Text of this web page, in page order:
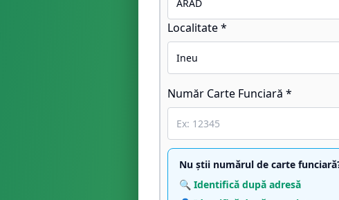
Localitate *
Număr Carte Funciară *
Nu știi numărul de carte
🔍 Identifică după adresă